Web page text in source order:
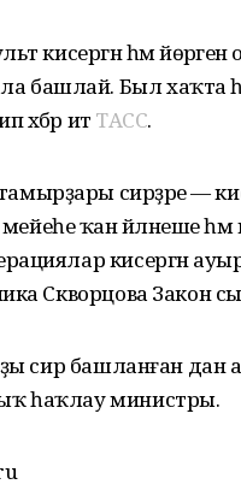
кисергән һәм
башлай. Был
итә ТАСС.
сирҙәре —
ҡан әйләнеше
кисергән
Скворцова Закон
сир башланған
һаҡлау министры.